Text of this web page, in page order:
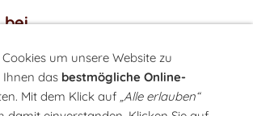
bei
um unsere Website zu
das bestmögliche Online-
Mit dem Klick auf „Alle erlauben“